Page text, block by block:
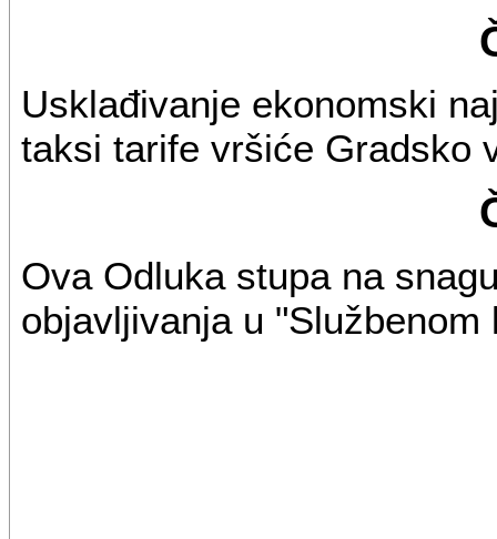
Usklađivanje ekonomski
taksi tarife vršiće Gradsko
Ova Odluka stupa na
objavljivanja u